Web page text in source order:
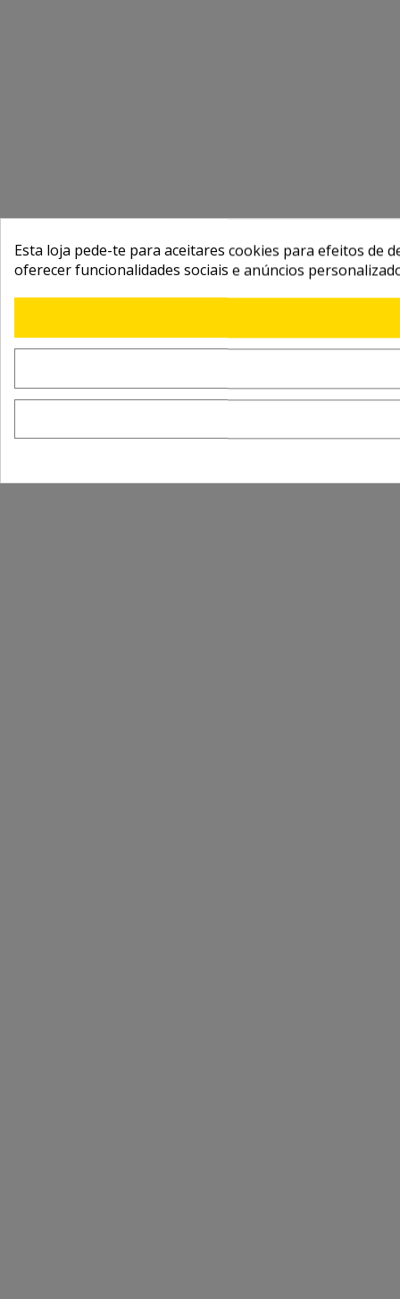
Esta loja pede-te para aceitares cookies para efeitos de
oferecer funcionalidades sociais e anúncios